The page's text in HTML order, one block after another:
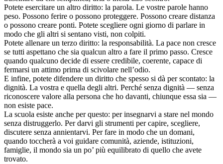
Potete esercitare un altro diritto: la parola. Le vostre parole hanno
peso. Possono ferire o possono proteggere. Possono creare distanza
o possono creare ponti. Potete scegliere ogni giorno di parlare in
modo che gli altri si sentano visti, non colpiti.
Potete allenare un terzo diritto: la responsabilità. La pace non cresce
se tutti aspettano che sia qualcun altro a fare il primo passo. Cresce
quando qualcuno decide di essere credibile, coerente, capace di
fermarsi un attimo prima di scivolare nell’odio.
E infine, potete difendere un diritto che spesso si dà per scontato: la
dignità. La vostra e quella degli altri. Perché senza dignità — senza
riconoscere valore alla persona che ho davanti, chiunque essa sia —
non esiste pace.
La scuola esiste anche per questo: per insegnarvi a stare nel mondo
senza distruggerlo. Per darvi gli strumenti per capire, scegliere,
discutere senza annientarvi. Per fare in modo che un domani,
quando toccherà a voi guidare comunità, aziende, istituzioni,
famiglie, il mondo sia un po’ più equilibrato di quello che avete
trovato.